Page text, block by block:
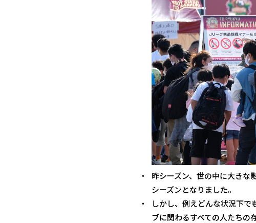
昨シーズン、世の中に大きな
シーズンとなりました。
しかし、例えどんな状況下
ブに関わるすべての人たちの